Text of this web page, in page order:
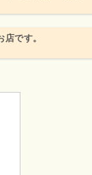
です。